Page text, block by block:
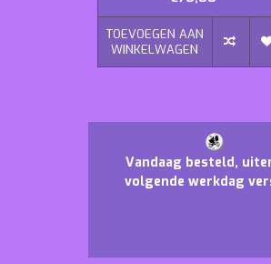
TOEVOEGEN AAN
WINKELWAGEN
Vandaag besteld,
volgende werkdag